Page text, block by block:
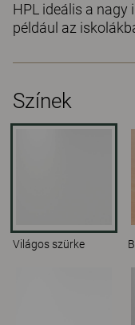
HPL ideális a nagy
például az
Színek
Világos szürke